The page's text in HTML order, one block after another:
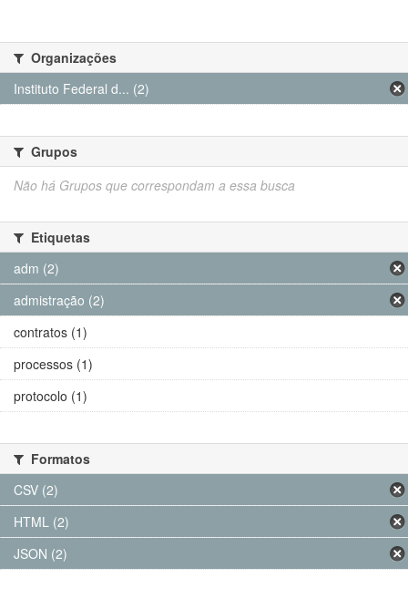
Organizações
Instituto Federal d... (2)
Grupos
Não há Grupos que correspondam a essa busca
Etiquetas
adm (2)
admistração (2)
contratos (1)
processos (1)
protocolo (1)
Formatos
CSV (2)
HTML (2)
JSON (2)